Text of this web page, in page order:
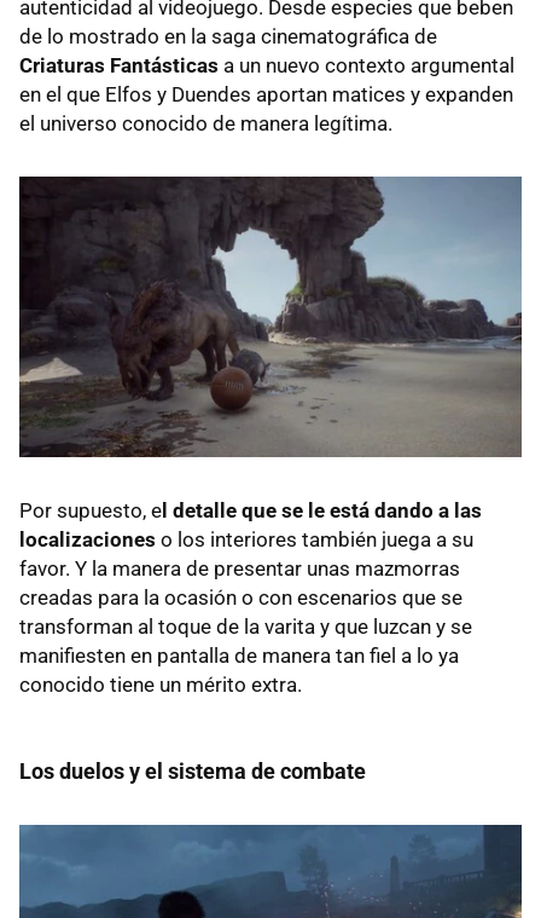
autenticidad al videojuego. Desde especies que beben
de lo mostrado en la saga cinematográfica de
Criaturas Fantásticas a un nuevo contexto argumental
en el que Elfos y Duendes aportan matices y expanden
el universo conocido de manera legítima.
Por supuesto, el detalle que se le está dando a las
localizaciones o los interiores también juega a su
favor. Y la manera de presentar unas mazmorras
creadas para la ocasión o con escenarios que se
transforman al toque de la varita y que luzcan y se
manifiesten en pantalla de manera tan fiel a lo ya
conocido tiene un mérito extra.
Los duelos y el sistema de combate